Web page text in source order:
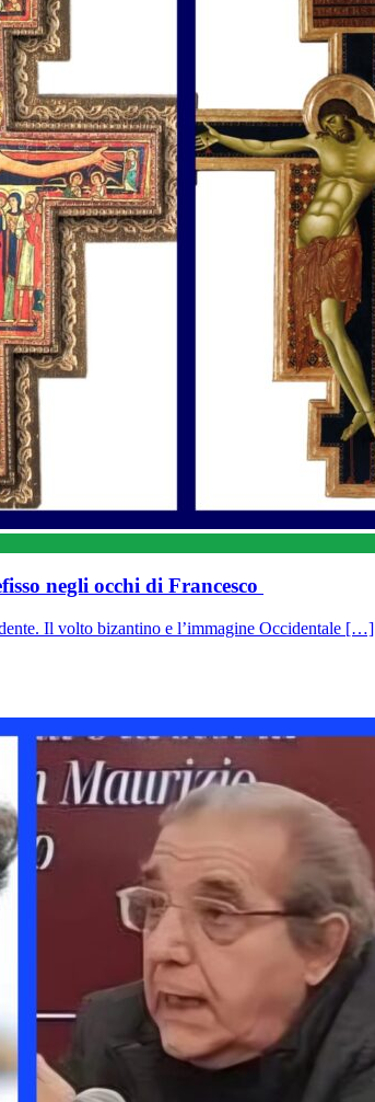
negli occhi di Francesco
Il volto bizantino e l’immagine Occidentale […]